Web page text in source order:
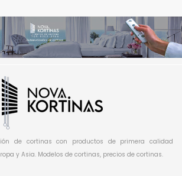
de cortinas con productos de primera calidad
y Asia. Modelos de cortinas, precios de cortinas.